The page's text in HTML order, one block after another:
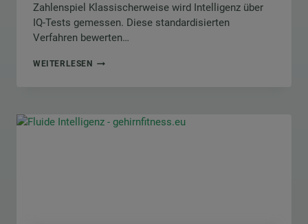
Zahlenspiel Klassischerweise wird Intelligenz über
IQ-Tests gemessen. Diese standardisierten
Verfahren bewerten…
WEITERLESENWAS
KANN